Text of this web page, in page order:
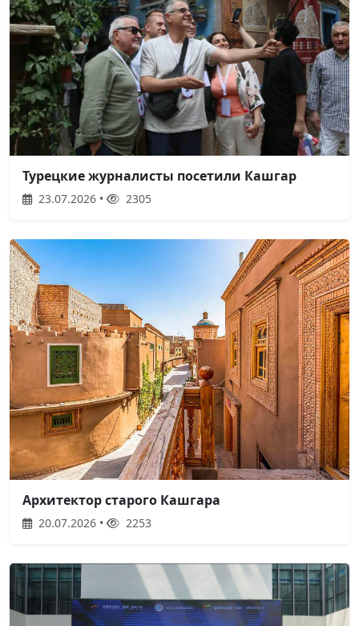
Турецкие журналисты посетили Кашгар
23.07.2026 • 2305
Архитектор старого Кашгара
20.07.2026 • 2253